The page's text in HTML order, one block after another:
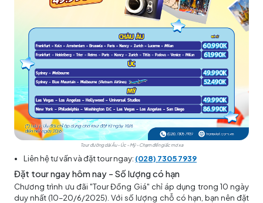
Tour đường dài Âu – Úc – Mỹ – Chạm đến giấc mơ xa
Liên hệ tư vấn và đặt tour ngay: (028) 7305 7939
Đặt tour ngay hôm nay – Số lượng có hạn
Chương trình ưu đãi "Tour Đồng Giá" chỉ áp dụng trong 10 ngày
duy nhất (10–20/6/2025). Với số lượng chỗ có hạn, bạn nên đặt